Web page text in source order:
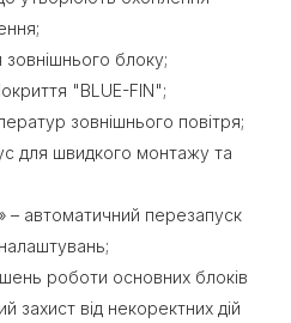
блоку;
"BLUE-FIN";
зовнішнього повітря;
для швидкого монтажу та
– автоматичний перезапуск
роботи основних блоків
захист від некоректних дій